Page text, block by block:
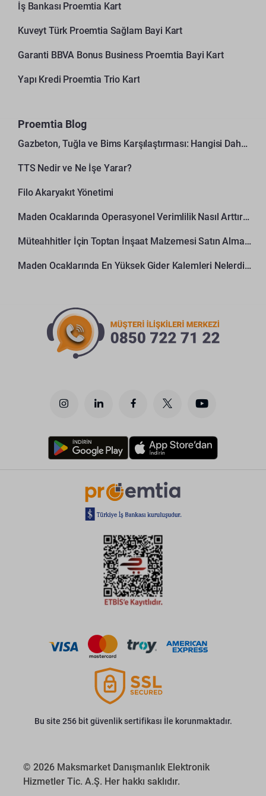
İş Bankası Proemtia Kart
Kuveyt Türk Proemtia Sağlam Bayi Kart
Garanti BBVA Bonus Business Proemtia Bayi Kart
Yapı Kredi Proemtia Trio Kart
Proemtia Blog
Gazbeton, Tuğla ve Bims Karşılaştırması: Hangisi Daha Avantajlı?
TTS Nedir ve Ne İşe Yarar?
Filo Akaryakıt Yönetimi
Maden Ocaklarında Operasyonel Verimlilik Nasıl Arttırılır?
Müteahhitler İçin Toptan İnşaat Malzemesi Satın Alma Rehberi
Maden Ocaklarında En Yüksek Gider Kalemleri Nelerdir?
Bu site 256 bit güvenlik sertifikası İle korunmaktadır.
© 2026 Maksmarket Danışmanlık Elektronik
Hizmetler Tic. A.Ş. Her hakkı saklıdır.